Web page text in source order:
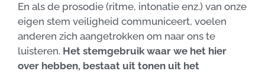
En als de prosodie (ritme, intonatie enz.) van onze
eigen stem veiligheid communiceert, voelen
anderen zich aangetrokken om naar ons te
luisteren. Het stemgebruik waar we het hier
over hebben, bestaat uit tonen uit het